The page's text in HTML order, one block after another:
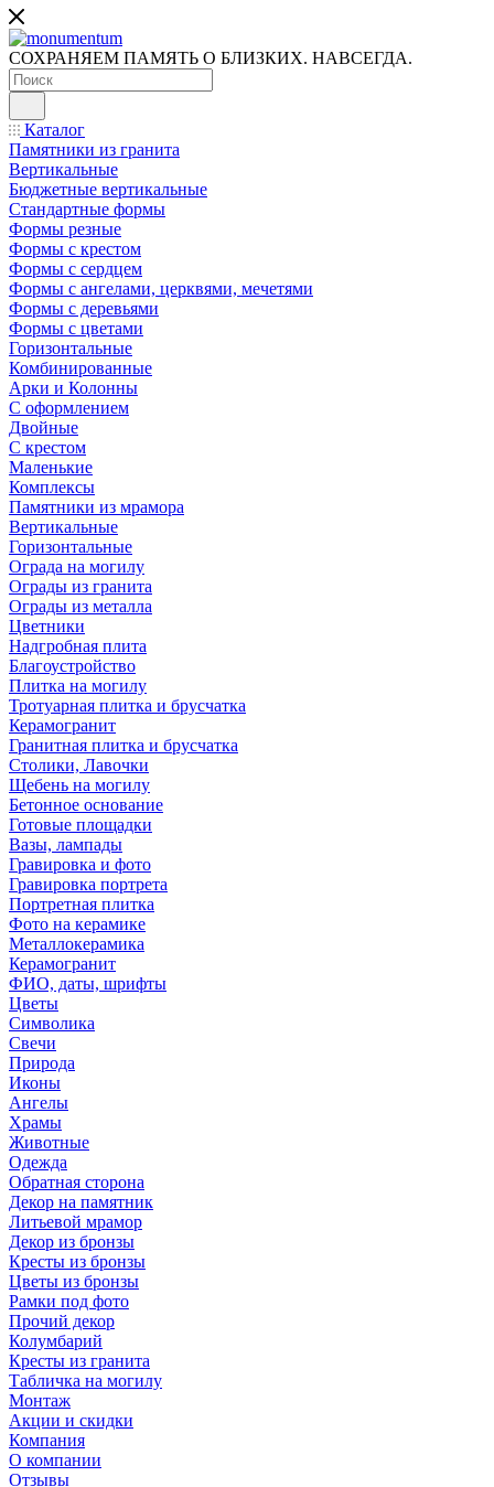
СОХРАНЯЕМ ПАМЯТЬ О БЛИЗКИХ. НАВСЕГДА.
Каталог
Памятники из гранита
Вертикальные
Бюджетные вертикальные
Стандартные формы
Формы резные
Формы с крестом
Формы с сердцем
Формы с ангелами, церквями, мечетями
Формы с деревьями
Формы с цветами
Горизонтальные
Комбинированные
Арки и Колонны
С оформлением
Двойные
С крестом
Маленькие
Комплексы
Памятники из мрамора
Вертикальные
Горизонтальные
Ограда на могилу
Ограды из гранита
Ограды из металла
Цветники
Надгробная плита
Благоустройство
Плитка на могилу
Тротуарная плитка и брусчатка
Керамогранит
Гранитная плитка и брусчатка
Столики, Лавочки
Щебень на могилу
Бетонное основание
Готовые площадки
Вазы, лампады
Гравировка и фото
Гравировка портрета
Портретная плитка
Фото на керамике
Металлокерамика
Керамогранит
ФИО, даты, шрифты
Цветы
Символика
Свечи
Природа
Иконы
Ангелы
Храмы
Животные
Одежда
Обратная сторона
Декор на памятник
Литьевой мрамор
Декор из бронзы
Кресты из бронзы
Цветы из бронзы
Рамки под фото
Прочий декор
Колумбарий
Кресты из гранита
Табличка на могилу
Монтаж
Акции и скидки
Компания
О компании
Отзывы